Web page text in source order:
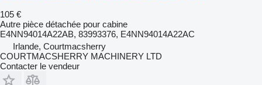
105 €
Autre pièce détachée pour cabine
E4NN94014A22AB, 83993376, E4NN94014A22AC
Irlande, Courtmacsherry
COURTMACSHERRY MACHINERY LTD
Contacter le vendeur